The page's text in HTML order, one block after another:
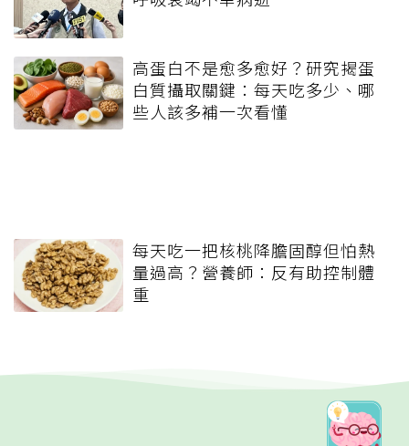
高蛋白不是愈多愈好？研究揭蛋
白質攝取關鍵：每天吃多少、哪
些人該多補一次看懂
每天吃一把核桃降膽固醇但怕熱
量過高？營養師：反有助控制體
重